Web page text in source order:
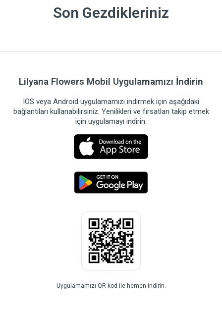
Son Gezdikleriniz
Lilyana Flowers Mobil Uygulamamızı İndirin
IOS veya Android uygulamamızı indirmek için aşağıdaki
bağlantıları kullanabilirsiniz. Yenilikleri ve fırsatları takip etmek
için uygulamayı indirin.
Uygulamamızı QR kod ile hemen indirin.